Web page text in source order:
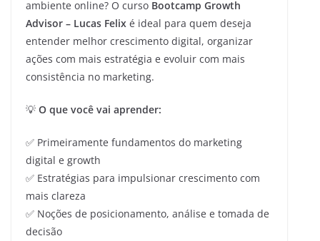
ambiente online? O curso Bootcamp Growth
Advisor – Lucas Felix é ideal para quem deseja
entender melhor crescimento digital, organizar
ações com mais estratégia e evoluir com mais
consistência no marketing.
💡 O que você vai aprender:
✅ Primeiramente fundamentos do marketing
digital e growth
✅ Estratégias para impulsionar crescimento com
mais clareza
✅ Noções de posicionamento, análise e tomada de
decisão